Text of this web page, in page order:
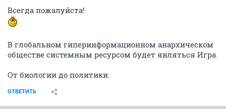
Всегда пожалуйста!
В глобальном гиперинформационном анархическом
обществе системным ресурсом будет являться Игра.
От биологии до политики.
ОТВЕТИТЬ